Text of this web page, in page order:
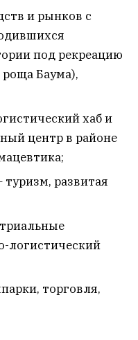
и рынков с
под рекреацию
Баума),
хаб и
центр в районе
туризм, развитая
логистический
торговля,